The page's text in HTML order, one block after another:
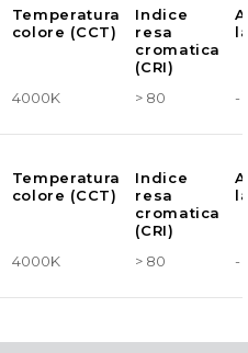
Temperatura
colore (CCT)
Indice
resa
cromatica
(CRI)
4000K > 80 -
Temperatura
colore (CCT)
Indice
resa
cromatica
(CRI)
4000K > 80 -